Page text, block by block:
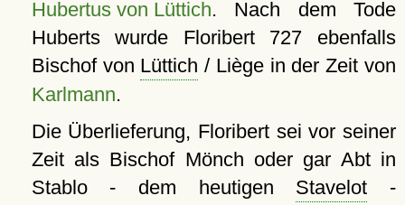
Hubertus von Lüttich. Nach dem Tode
Huberts wurde Floribert 727 ebenfalls
Bischof von Lüttich / Liège in der Zeit von
Karlmann.
Die Überlieferung, Floribert sei vor seiner
Zeit als Bischof Mönch oder gar Abt in
Stablo - dem heutigen Stavelot -